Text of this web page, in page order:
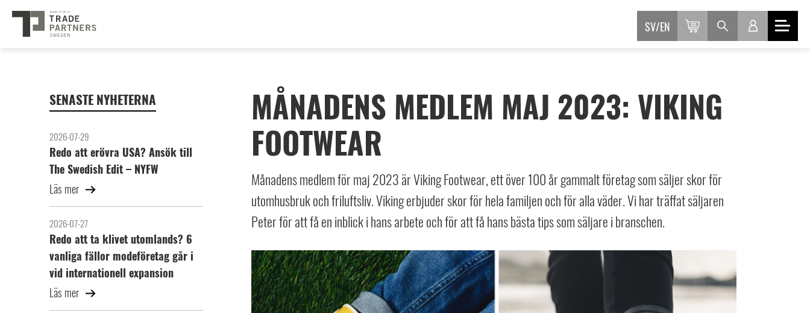
SV EN
SENASTE NYHETERNA
2026-07-29
Redo att erövra USA? Ansök till
The Swedish Edit – NYFW
Läs mer
2026-07-27
Redo att ta klivet utomlands? 6
vanliga fällor modeföretag går i
vid internationell expansion
Läs mer
MÅNADENS MEDLEM MAJ 2023: VIKING
FOOTWEAR
Månadens medlem för maj 2023 är Viking Footwear, ett över 100 år gammalt företag som säljer skor för
utomhusbruk och friluftsliv. Viking erbjuder skor för hela familjen och för alla väder. Vi har träffat säljaren
Peter för att få en inblick i hans arbete och för att få hans bästa tips som säljare i branschen.